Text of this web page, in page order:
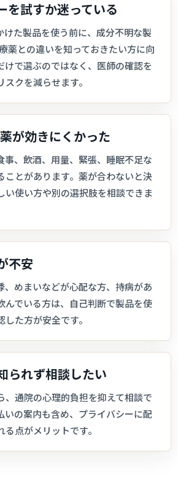
を試すか迷っている
けた製品を使う前に、成分不明な製
薬との違いを知っておきたい方に向
けで選ぶのではなく、医師の確認を
クを減らせます。
が効きにくかった
事、飲酒、用量、緊張、睡眠不足な
ことがあります。薬が合わないと決
い使い方や別の選択肢を相談できま
不安
、めまいなどが心配な方、持病があ
んでいる方は、自己判断で製品を使
た方が安全です。
られず相談したい
、通院の心理的負担を抑えて相談で
いの案内も含め、プライバシーに配
点がメリットです。